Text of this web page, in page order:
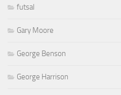
futsal
Gary Moore
George Benson
George Harrison